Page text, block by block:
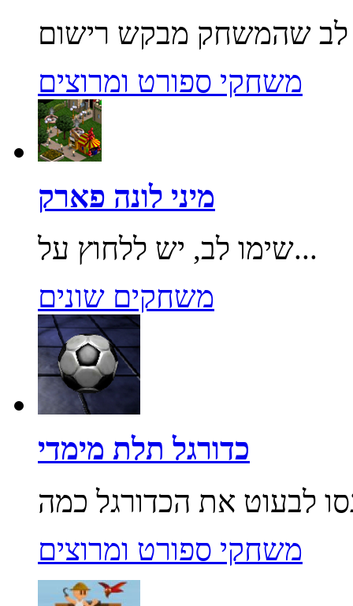
משחקי ספורט ומרוצים
מיני לונה פארק
שימו לב, יש ללחוץ על...
משחקים שונים
כדורגל תלת מימדי
משחקי ספורט ומרוצים